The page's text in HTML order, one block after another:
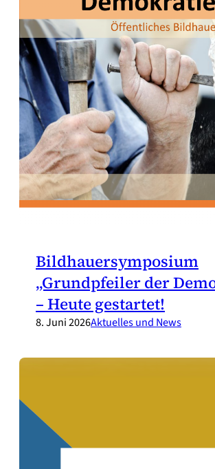
Bildhauersymposium
„Grundpfeiler der
– Heute gestartet!
8. Juni 2026Aktuelles und News